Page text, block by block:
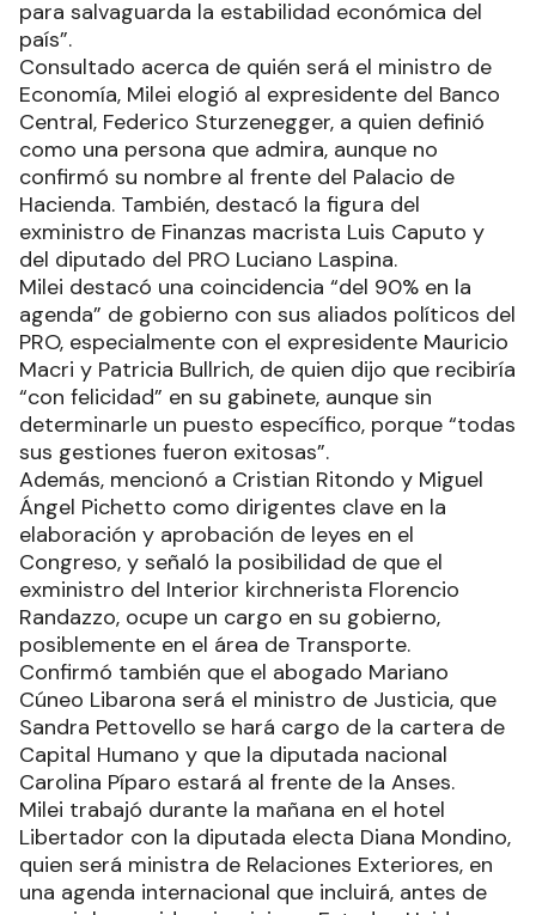
para salvaguarda la estabilidad económica del
país”.
Consultado acerca de quién será el ministro de
Economía, Milei elogió al expresidente del Banco
Central, Federico Sturzenegger, a quien definió
como una persona que admira, aunque no
confirmó su nombre al frente del Palacio de
Hacienda. También, destacó la figura del
exministro de Finanzas macrista Luis Caputo y
del diputado del PRO Luciano Laspina.
Milei destacó una coincidencia “del 90% en la
agenda” de gobierno con sus aliados políticos del
PRO, especialmente con el expresidente Mauricio
Macri y Patricia Bullrich, de quien dijo que recibiría
“con felicidad” en su gabinete, aunque sin
determinarle un puesto específico, porque “todas
sus gestiones fueron exitosas”.
Además, mencionó a Cristian Ritondo y Miguel
Ángel Pichetto como dirigentes clave en la
elaboración y aprobación de leyes en el
Congreso, y señaló la posibilidad de que el
exministro del Interior kirchnerista Florencio
Randazzo, ocupe un cargo en su gobierno,
posiblemente en el área de Transporte.
Confirmó también que el abogado Mariano
Cúneo Libarona será el ministro de Justicia, que
Sandra Pettovello se hará cargo de la cartera de
Capital Humano y que la diputada nacional
Carolina Píparo estará al frente de la Anses.
Milei trabajó durante la mañana en el hotel
Libertador con la diputada electa Diana Mondino,
quien será ministra de Relaciones Exteriores, en
una agenda internacional que incluirá, antes de